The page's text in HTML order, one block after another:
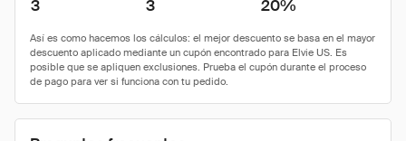
3 3 20%